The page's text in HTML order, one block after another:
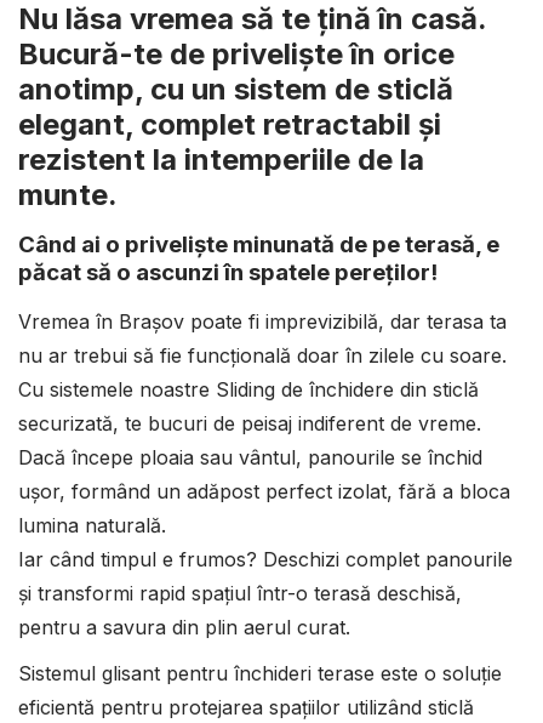
Nu lăsa vremea să te țină în casă.
Bucură-te de priveliște în orice
anotimp, cu un sistem de sticlă
elegant, complet retractabil și
rezistent la intemperiile de la
munte.
Când ai o priveliște minunată de pe terasă, e
păcat să o ascunzi în spatele pereților!
Vremea în Brașov poate fi imprevizibilă, dar terasa ta
nu ar trebui să fie funcțională doar în zilele cu soare.
Cu sistemele noastre Sliding de închidere din sticlă
securizată, te bucuri de peisaj indiferent de vreme.
Dacă începe ploaia sau vântul, panourile se închid
ușor, formând un adăpost perfect izolat, fără a bloca
lumina naturală.
Iar când timpul e frumos? Deschizi complet panourile
și transformi rapid spațiul într-o terasă deschisă,
pentru a savura din plin aerul curat.
Sistemul glisant pentru închideri terase este o soluție
eficientă pentru protejarea spațiilor utilizând sticlă